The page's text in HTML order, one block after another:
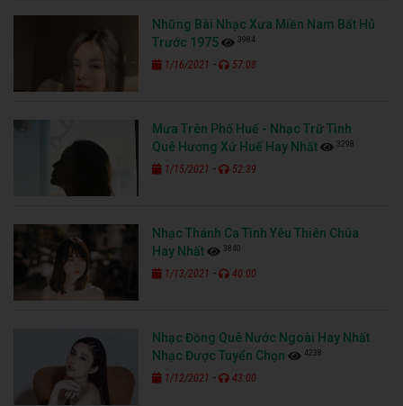
Những Bài Nhạc Xưa Miền Nam Bất Hủ
Trước 1975
3984
1/16/2021 - 57:08
Mưa Trên Phố Huế - Nhạc Trữ Tình
Quê Hương Xứ Huế Hay Nhất
3298
1/15/2021 - 52:39
Nhạc Thánh Ca Tình Yêu Thiên Chúa
Hay Nhất
3840
1/13/2021 - 40:00
Nhạc Đồng Quê Nước Ngoài Hay Nhất
Nhạc Được Tuyển Chọn
4238
1/12/2021 - 43:00